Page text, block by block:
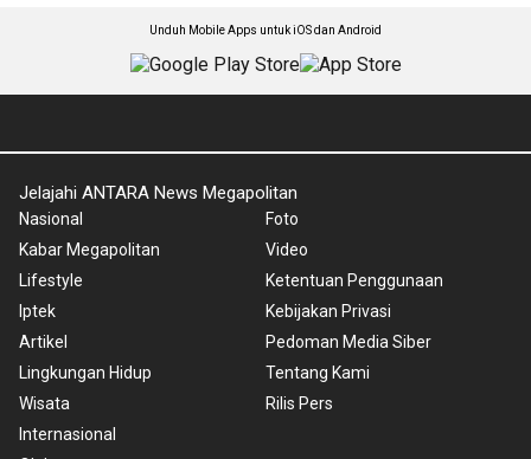
Unduh Mobile Apps untuk iOS dan Android
Jelajahi ANTARA News Megapolitan
Nasional
Kabar Megapolitan
Lifestyle
Iptek
Artikel
Lingkungan Hidup
Wisata
Internasional
Foto
Video
Ketentuan Penggunaan
Kebijakan Privasi
Pedoman Media Siber
Tentang Kami
Rilis Pers